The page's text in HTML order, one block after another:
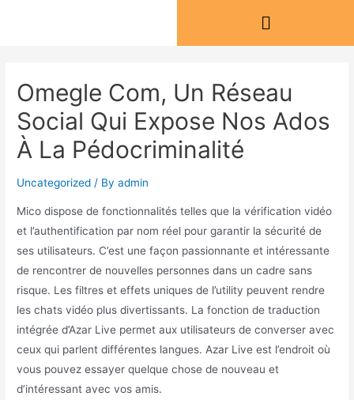
Omegle Com, Un Réseau
Social Qui Expose Nos Ados
À La Pédocriminalité
Uncategorized / Byadmin
Mico dispose de fonctionnalités telles que la vérification vidéo
et l’authentification par nom réel pour garantir la sécurité de
ses utilisateurs. C’est une façon passionnante et intéressante
de rencontrer de nouvelles personnes dans un cadre sans
risque. Les filtres et effets uniques de l’utility peuvent rendre
les chats vidéo plus divertissants. La fonction de traduction
intégrée d’Azar Live permet aux utilisateurs de converser avec
ceux qui parlent différentes langues. Azar Live est l’endroit où
vous pouvez essayer quelque chose de nouveau et
d’intéressant avec vos amis.